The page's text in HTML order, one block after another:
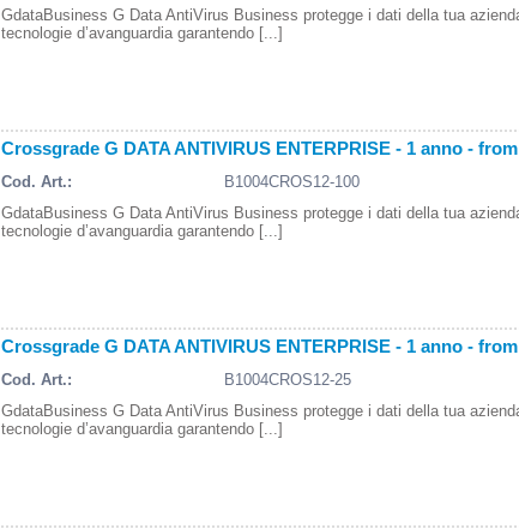
GdataBusiness G Data AntiVirus Business protegge i dati della tua
tecnologie d’avanguardia garantendo [...]
Crossgrade G DATA ANTIVIRUS ENTERPRISE - 1 anno -
Cod. Art.:
B1004CROS12-100
GdataBusiness G Data AntiVirus Business protegge i dati della tua
tecnologie d’avanguardia garantendo [...]
Crossgrade G DATA ANTIVIRUS ENTERPRISE - 1 anno -
Cod. Art.:
B1004CROS12-25
GdataBusiness G Data AntiVirus Business protegge i dati della tua
tecnologie d’avanguardia garantendo [...]